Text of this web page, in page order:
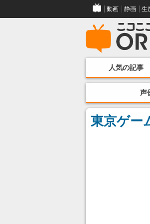
動画 静画 生
人気の記事
声
東京ゲー